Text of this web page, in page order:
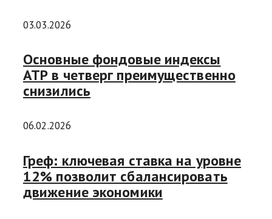
03.03.2026
Основные фондовые индексы
АТР в четверг преимущественно
снизились
06.02.2026
Греф: ключевая ставка на уровне
12% позволит сбалансировать
движение экономики